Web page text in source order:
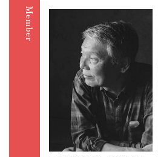
Member